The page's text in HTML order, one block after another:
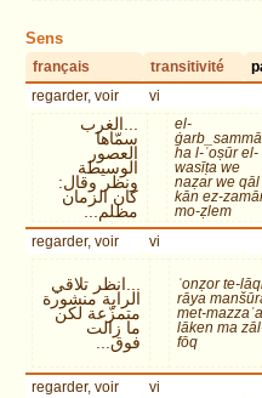
Sens
français transitivité
regarder, voir
vi
...الغرب
سمّاها
العصور
الوسيطة
ونظر وقال:
كان الزمان
مظلم...
el-
ha l-ʿoṣūr el-
wasīṭa we
naẓar we qāl
kān ez-
mo-ẓlem
regarder, voir vi
...انظر تلاقي
الراية منشورة
متمزّعة لكن
ما زالت
فوق...
ʾonẓor te-
rāya
met-mazzaʿa
lāken ma
fōq
regarder, voir vi